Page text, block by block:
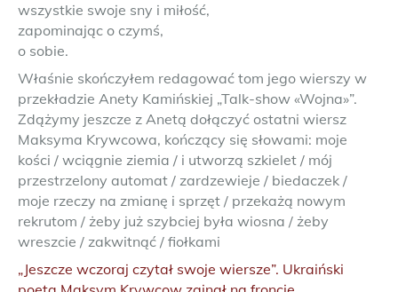
wszystkie swoje sny i miłość,
zapominając o czymś,
o sobie.
Właśnie skończyłem redagować tom jego wierszy w
przekładzie Anety Kamińskiej „Talk-show «Wojna»”.
Zdążymy jeszcze z Anetą dołączyć ostatni wiersz
Maksyma Krywcowa, kończący się słowami: moje
kości / wciągnie ziemia / i utworzą szkielet / mój
przestrzelony automat / zardzewieje / biedaczek /
moje rzeczy na zmianę i sprzęt / przekażą nowym
rekrutom / żeby już szybciej była wiosna / żeby
wreszcie / zakwitnąć / fiołkami
„Jeszcze wczoraj czytał swoje wiersze”. Ukraiński